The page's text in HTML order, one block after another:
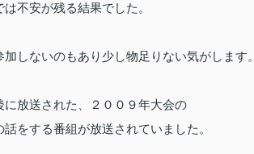
不安が残る結果でした。
しないのもあり少し物足りない気がします。
放送された、２００９年大会の
をする番組が放送されていました。